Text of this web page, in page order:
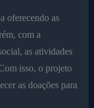
oferecendo as
com a
as atividades
isso, o projeto
as doações para